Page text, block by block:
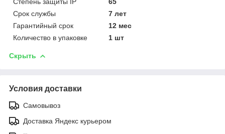
Срок службы
7 лет
Гарантийный срок
12 мес
Количество в упаковке
1 шт
Скрыть
Условия доставки
Самовывоз
Доставка Яндекс курьером